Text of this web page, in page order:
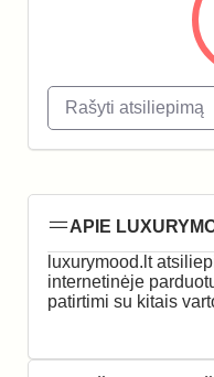
Rašyti atsiliepimą
APIE
luxurymood.lt
internetinėje
patirtimi su kitais